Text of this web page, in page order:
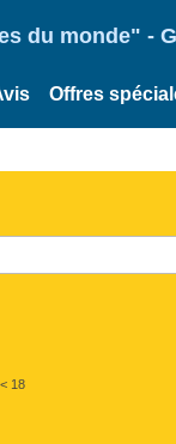
du monde" -
Offres
< 18